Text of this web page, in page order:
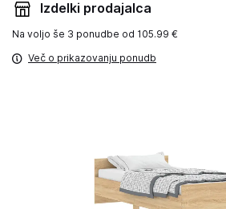
Izdelki prodajalca
Na voljo še 3 ponudbe od 105.99 €
Več o prikazovanju ponudb